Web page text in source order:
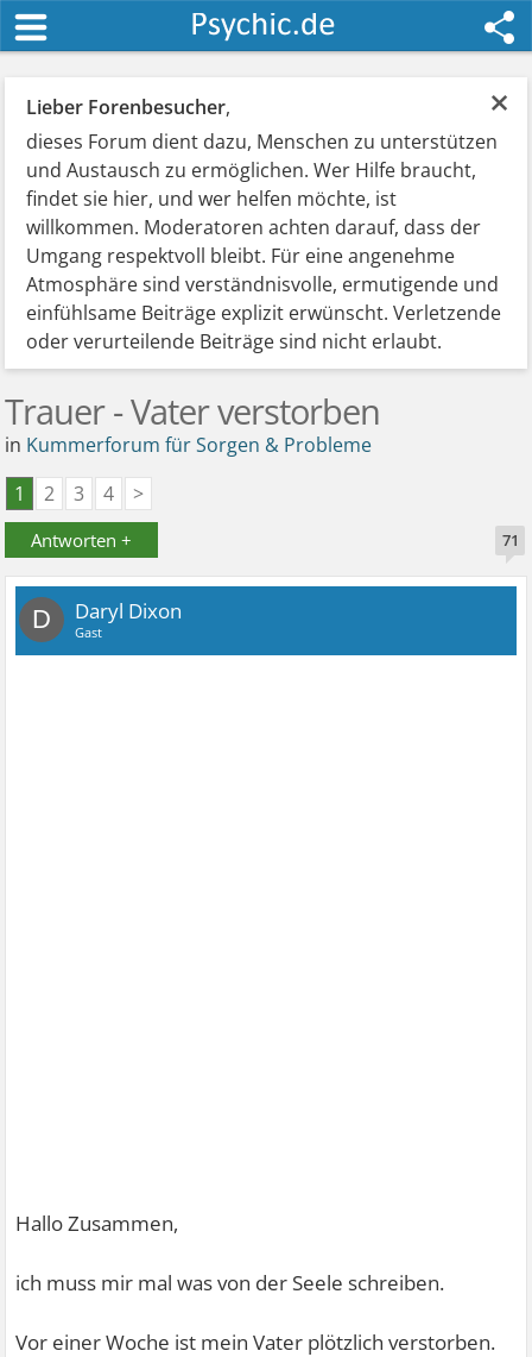
×
Lieber Forenbesucher,
dieses Forum dient dazu, Menschen zu unterstützen
und Austausch zu ermöglichen. Wer Hilfe braucht,
findet sie hier, und wer helfen möchte, ist
willkommen. Moderatoren achten darauf, dass der
Umgang respektvoll bleibt. Für eine angenehme
Atmosphäre sind verständnisvolle, ermutigende und
einfühlsame Beiträge explizit erwünscht. Verletzende
oder verurteilende Beiträge sind nicht erlaubt.
Trauer - Vater verstorben
in Kummerforum für Sorgen & Probleme
1
2 3 4 >
Antworten + 71
D Daryl Dixon
Gast
Hallo Zusammen,
ich muss mir mal was von der Seele schreiben.
Vor einer Woche ist mein Vater plötzlich verstorben.